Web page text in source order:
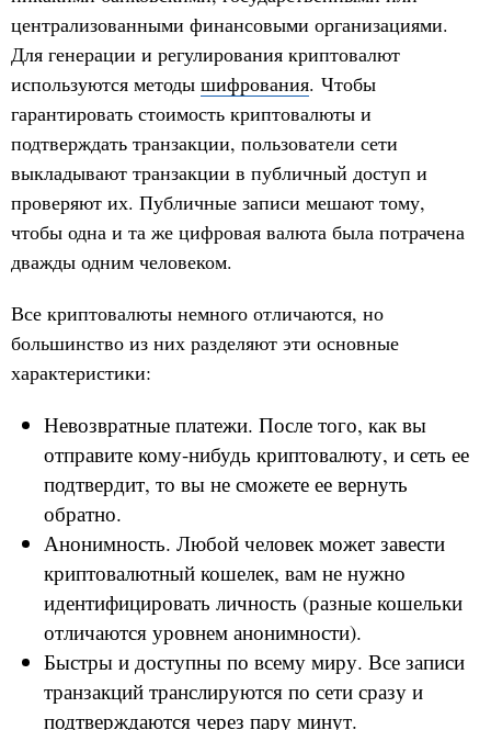
централизованными финансовыми организациями.
Для генерации и регулирования криптовалют
используются методы шифрования. Чтобы
гарантировать стоимость криптовалюты и
подтверждать транзакции, пользователи сети
выкладывают транзакции в публичный доступ и
проверяют их. Публичные записи мешают тому,
чтобы одна и та же цифровая валюта была потрачена
дважды одним человеком.
Все криптовалюты немного отличаются, но
большинство из них разделяют эти основные
характеристики:
Невозвратные платежи. После того, как вы
отправите кому-нибудь криптовалюту, и сеть ее
подтвердит, то вы не сможете ее вернуть
обратно.
Анонимность. Любой человек может завести
криптовалютный кошелек, вам не нужно
идентифицировать личность (разные кошельки
отличаются уровнем анонимности).
Быстры и доступны по всему миру. Все записи
транзакций транслируются по сети сразу и
подтверждаются через пару минут.